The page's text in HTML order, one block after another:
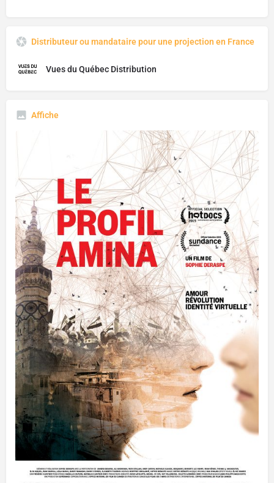
Distributeur ou mandataire pour une projection en France
Vues du Québec Distribution
Affiche